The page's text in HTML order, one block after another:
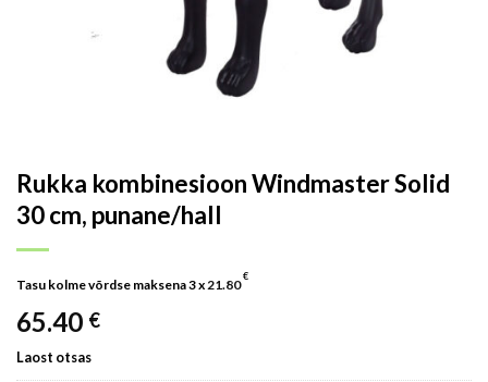
Rukka kombinesioon Windmaster Solid
30 cm, punane/hall
Tasu kolme võrdse maksena 3 x21.80
€
65.40 €
Laost otsas